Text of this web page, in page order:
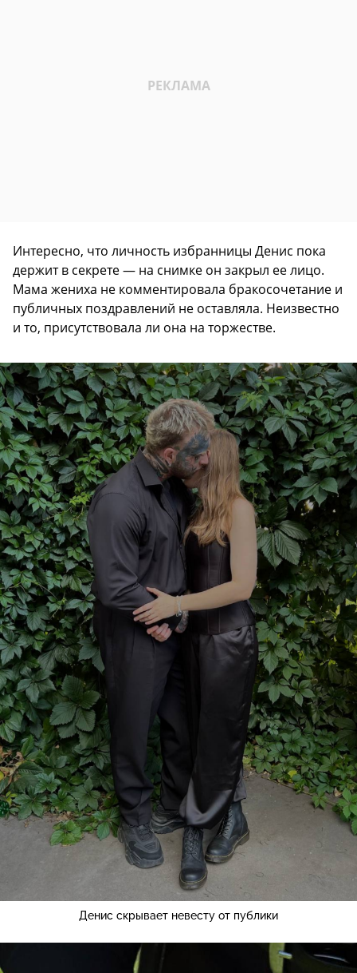
Интересно, что личность избранницы Денис пока
держит в секрете — на снимке он закрыл ее лицо.
Мама жениха не комментировала бракосочетание и
публичных поздравлений не оставляла. Неизвестно
и то, присутствовала ли она на торжестве.
Денис скрывает невесту от публики